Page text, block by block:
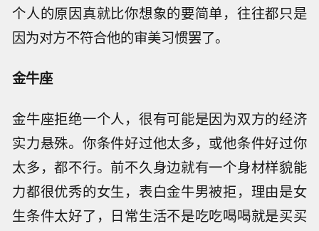
个人的原因真就比你想象的要简单，往往都只是
因为对方不符合他的审美习惯罢了。
金牛座
金牛座拒绝一个人，很有可能是因为双方的经济
实力悬殊。你条件好过他太多，或他条件好过你
太多，都不行。前不久身边就有一个身材样貌能
力都很优秀的女生，表白金牛男被拒，理由是女
生条件太好了，日常生活不是吃吃喝喝就是买买